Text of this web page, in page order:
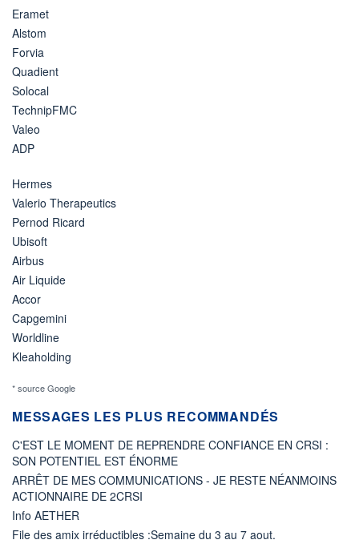
Eramet
Alstom
Forvia
Quadient
Solocal
TechnipFMC
Valeo
ADP
Hermes
Valerio Therapeutics
Pernod Ricard
Ubisoft
Airbus
Air Liquide
Accor
Capgemini
Worldline
Kleaholding
* source Google
MESSAGES LES PLUS RECOMMANDÉS
C'EST LE MOMENT DE REPRENDRE CONFIANCE EN CRSI :
SON POTENTIEL EST ÉNORME
ARRÊT DE MES COMMUNICATIONS - JE RESTE NÉANMOINS
ACTIONNAIRE DE 2CRSI
Info AETHER
File des amix irréductibles :Semaine du 3 au 7 aout.